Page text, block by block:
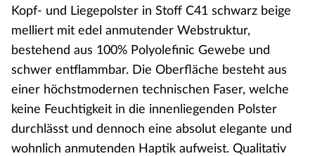
Kopf- und Liegepolster in Stoff C41 schwarz beige
melliert mit edel anmutender Webstruktur,
bestehend aus 100% Polyolefinic Gewebe und
schwer entflammbar. Die Oberfläche besteht aus
einer höchstmodernen technischen Faser, welche
keine Feuchtigkeit in die innenliegenden Polster
durchlässt und dennoch eine absolut elegante und
wohnlich anmutenden Haptik aufweist. Qualitativ